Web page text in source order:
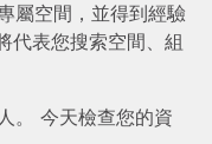
屬空間，並得到經驗
代表您搜索空間、組
。 今天檢查您的資